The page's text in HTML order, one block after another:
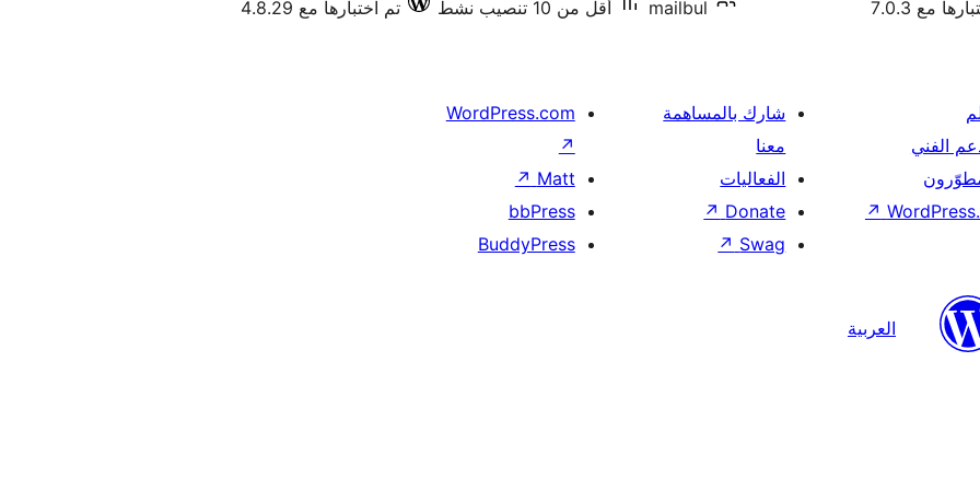
مع 7.0.3 mailbul أقل من 10 تنصيب نشط تم اختبارها مع 4.8.29
الفني
↗
شارك بالمساهمة
معنا
الفعاليات
Donate
↗
Swag
↗
WordPress.com
↗
Matt
↗
bbPress
BuddyPress
العربية